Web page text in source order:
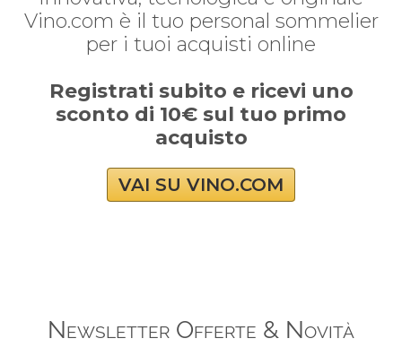
Vino.com è il tuo personal sommelier
per i tuoi acquisti online
Registrati subito e ricevi uno
sconto di 10€ sul tuo primo
acquisto
VAI SU VINO.COM
Newsletter Offerte & Novità